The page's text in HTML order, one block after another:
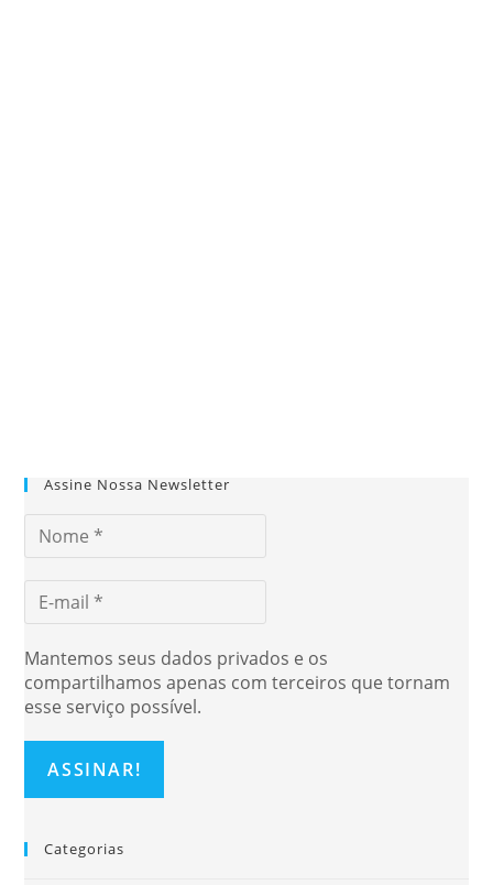
Assine Nossa Newsletter
Mantemos seus dados privados e os
compartilhamos apenas com terceiros que tornam
esse serviço possível.
Categorias